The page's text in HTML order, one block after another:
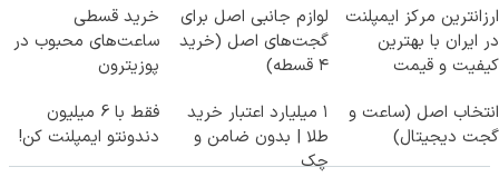
ارزانترین مرکز ایمپلنت
در ایران با بهترین
کیفیت و قیمت
لوازم جانبی اصل برای
گجت‌های اصل (خرید
۴ قسطه)
خرید قسطی
ساعت‌های محبوب در
پوزیترون
انتخاب اصل (ساعت و
گجت دیجیتال)
۱ میلیارد اعتبار خرید
طلا | بدون ضامن و
چک
فقط با 6 میلیون
دندونتو ایمپلنت کن!